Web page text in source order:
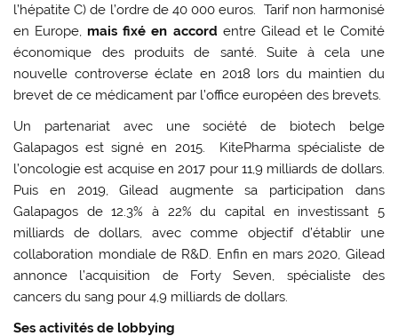
l’hépatite C) de l’ordre de 40 000 euros. Tarif non harmonisé
en Europe, mais fixé en accord entre Gilead et le Comité
économique des produits de santé. Suite à cela une
nouvelle controverse éclate en 2018 lors du maintien du
brevet de ce médicament par l’office européen des brevets.
Un partenariat avec une société de biotech belge
Galapagos est signé en 2015. KitePharma spécialiste de
l’oncologie est acquise en 2017 pour 11,9 milliards de dollars.
Puis en 2019, Gilead augmente sa participation dans
Galapagos de 12.3% à 22% du capital en investissant 5
milliards de dollars, avec comme objectif d’établir une
collaboration mondiale de R&D. Enfin en mars 2020, Gilead
annonce l’acquisition de Forty Seven, spécialiste des
cancers du sang pour 4,9 milliards de dollars.
Ses activités de lobbying